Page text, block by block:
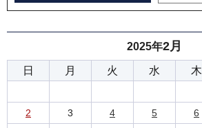
2025年2月
日 月 火 水 木
2
3 4 5 6